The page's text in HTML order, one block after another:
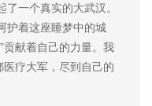
一个真实的大武汉。
护着这座睡梦中的城
贡献着自己的力量。我
医疗大军，尽到自己的